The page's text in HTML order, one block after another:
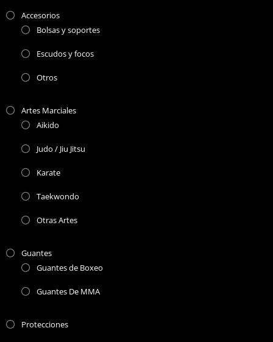
Accesorios
Bolsas y soportes
Escudos y focos
Otros
Artes Marciales
Aikido
Judo / Jiu Jitsu
Karate
Taekwondo
Otras Artes
Guantes
Guantes de Boxeo
Guantes De MMA
Protecciones